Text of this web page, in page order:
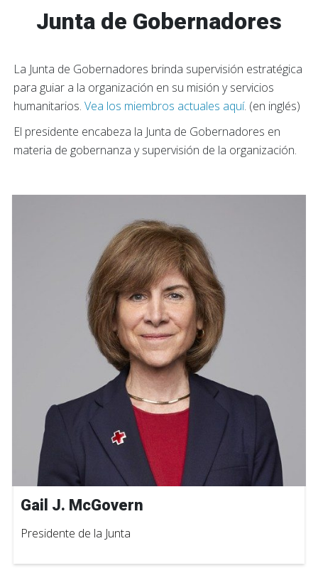
Junta de Gobernadores
La Junta de Gobernadores brinda supervisión estratégica
para guiar a la organización en su misión y servicios
humanitarios. Vea los miembros actuales aquí. (en inglés)
El presidente encabeza la Junta de Gobernadores en
materia de gobernanza y supervisión de la organización.
Gail J. McGovern
Presidente de la Junta